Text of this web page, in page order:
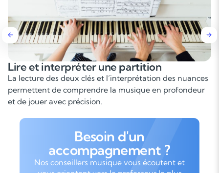
interpréter une partition
des deux clés et l’interprétation des nuances
de comprendre la musique en profondeur
avec précision.
Le
Besoin d'un
accompagnement ?
Nos conseillers musique vous écoutent et